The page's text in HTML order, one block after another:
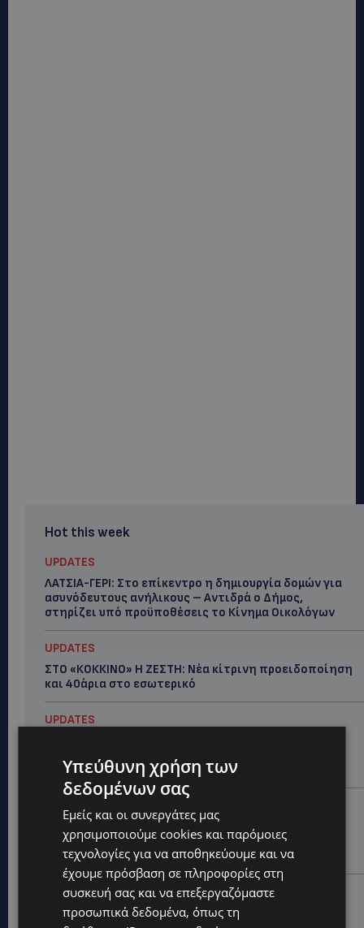
Hot this week
UPDATES
ΛΑΤΣΙΑ-ΓΕΡΙ: Στο επίκεντρο η δημιουργία δομών για
ασυνόδευτους ανήλικους – Αντιδρά ο Δήμος,
στηρίζει υπό προϋποθέσεις το Κίνημα Οικολόγων
UPDATES
ΣΤΟ «ΚΟΚΚΙΝΟ» Η ΖΕΣΤΗ: Νέα κίτρινη προειδοποίηση
και 40άρια στο εσωτερικό
UPDATES
Βρέθηκε βαριά τραυματισμένος δίπλα από το
ηλεκτρικό του ποδήλατο
UPDATES
«ENOLA GAY»: Το τραγούδι που κράτησε ζωντανή τη
μνήμη της Χιροσίμα – 81 χρόνια από τη μέρα που
άλλαξε την ανθρωπότητα-(Bίντεο)
ΚΟΣΜΙΚΑ
PERNERA BEACH HOTEL: Εκλεκτές παρουσίες στα 50
Υπεύθυνη χρήση των
δεδομένων σας
Εμείς και οι συνεργάτες μας
χρησιμοποιούμε cookies και παρόμοιες
τεχνολογίες για να αποθηκεύουμε και να
έχουμε πρόσβαση σε πληροφορίες στη
συσκευή σας και να επεξεργαζόμαστε
προσωπικά δεδομένα, όπως τη